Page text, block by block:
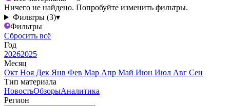
Ничего не найдено. Попробуйте изменить фильтры.
Фильтры (3)▾
Фильтры
Сбросить всё
Год
20262025
Месяц
Окт Ноя Дек Янв Фев Мар Апр Май Июн Июл Авг Сен
Тип материала
НовостьОбзорыАналитика
Регион